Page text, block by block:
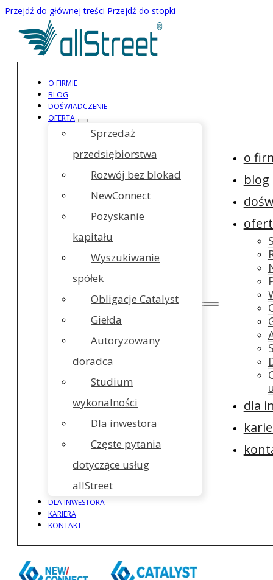
Przejdź do głównej treści Przejdź do stopki
O FIRMIE
BLOG
DOŚWIADCZENIE
OFERTA
Sprzedaż
przedsiębiorstwa
Rozwój bez blokad
NewConnect
Pozyskanie
kapitału
Wyszukiwanie
spółek
Obligacje Catalyst
Giełda
Autoryzowany
doradca
Studium
wykonalności
Dla inwestora
Częste pytania
dotyczące usług
allStreet
DLA INWESTORA
KARIERA
KONTAKT
o
blog
dla